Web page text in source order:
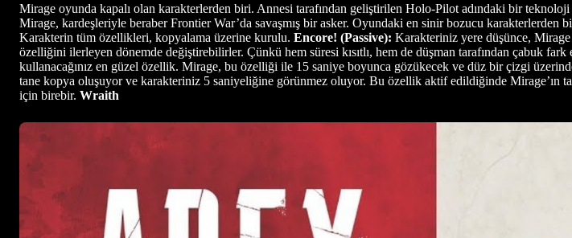
Mirage oyunda kapalı olan karakterlerden biri. Annesi tarafından geliştirilen Holo-Pilot adındaki bir
Mirage, kardeşleriyle beraber Frontier War’da savaşmış bir asker. Oyundaki en sinir bozucu karakterlerden
Karakterin tüm özellikleri, kopyalama üzerine kurulu. Encore! (Passive): Karakteriniz yere düşünce, Mirage
özelliğini ilerleyen dönemde değiştirebilirler. Çünkü hem süresi kısıtlı, hem de düşman tarafından çabuk
kullanacağınız en güzel özellik. Mirage, bu özelliği ile 15 saniye boyunca gözükecek ve düz bir çizgi
tane kopya oluşuyor ve karakteriniz 5 saniyeliğine görünmez oluyor. Bu özellik aktif edildiğinde Mirage’ın
için birebir. Wraith